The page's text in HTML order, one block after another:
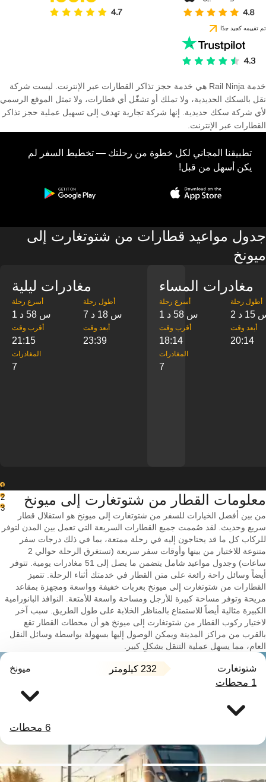
تم تقييمه كجيد جدًا
خدمة Rail Ninja هي خدمة حجز تذاكر القطارات عبر الإنترنت. ليست شركة
نقل بالسكك الحديدية، ولا تملك أو تشغّل أي قطارات، ولا تمثل الموقع الرسمي
لأي شركة سكك حديدية. إنها شركة تجارية تهدف إلى تسهيل عملية حجز تذاكر
القطارات عبر الإنترنت.
تطبيقنا المجاني لكل خطوة من رحلتك — تخطيط السفر لم
يكن أسهل من قبل!
جدول مواعيد قطارات من شتوتغارت إلى
ميونخ
مغادرات ليلية
‎أسرع رحلة
1 س 58 د
‎أطول رحلة
7 س 18 د
‎أقرب وقت
21:15
‎أبعد وقت
23:39
‎المغادرات
7
مغادرات المساء
‎أسرع رحلة
1 س 58 د
‎أطول رحلة
15 د
‎أقرب وقت
18:14
‎أبعد وقت
20:14
‎المغادرات
7
1
2
3
معلومات القطار من ‎شتوتغارت إلى ‎ميونخ
من بين أفضل الخيارات للسفر من شتوتغارت إلى ميونخ هو استقلال قطار
سريع وحديث. لقد صُممت جميع القطارات السريعة التي تعمل بين المدن لتوفر
للركاب كل ما قد يحتاجون إليه في رحلة ممتعة، بما في ذلك درجات سفر
متنوعة للاختيار من بينها وأوقات سفر سريعة (تستغرق الرحلة حوالي 2
ساعات) وجدول مواعيد شامل يتضمن ما يصل إلى 51 مغادرات يومية. تتوفر
أيضاً وسائل راحة رائعة على متن القطار في خدمتك أثناء الرحلة. تتميز
القطارات من شتوتغارت إلى ميونخ بعربات خفيفة وواسعة ومجهزة بمقاعد
مريحة وتوفر مساحة كبيرة للأرجل ومساحة واسعة للأمتعة. النوافذ البانورامية
الكبيرة مثالية أيضاً للاستمتاع بالمناظر الخلابة على طول الطريق. سبب آخر
لاختيار ركوب القطار من شتوتغارت إلى ميونخ هو أن محطات القطار تقع
بالقرب من مراكز المدينة ويمكن الوصول إليها بسهولة بواسطة وسائل النقل
العام، مما يسهل عملية التنقل بشكلٍ كبير.
شتوتغارت 232 كيلومتر ميونخ
1 محطات
6 محطات